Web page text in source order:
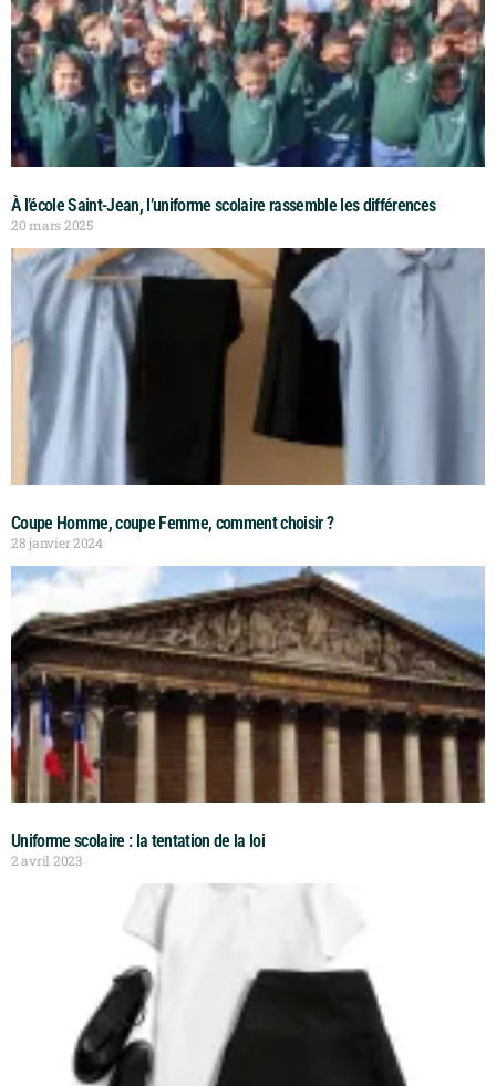
À l’école Saint-Jean, l’uniforme scolaire rassemble les différences
20 mars 2025
Coupe Homme, coupe Femme, comment choisir ?
28 janvier 2024
Uniforme scolaire : la tentation de la loi
2 avril 2023